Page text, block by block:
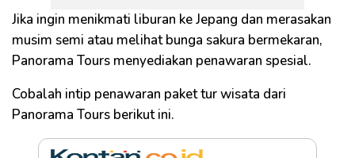
Jika ingin menikmati liburan ke Jepang dan merasakan
musim semi atau melihat bunga sakura bermekaran,
Panorama Tours menyediakan penawaran spesial.
Cobalah intip penawaran paket tur wisata dari
Panorama Tours berikut ini.